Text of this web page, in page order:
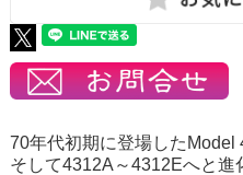
70年代初期に登場したModel
そして4312A～4312Eへと進